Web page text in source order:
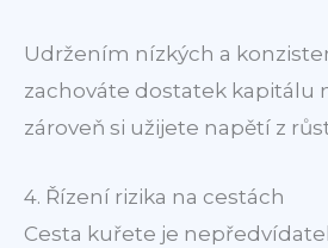
Udržením nízkých a
zachováte dostatek kapitálu
zároveň si užijete napětí z
4. Řízení rizika na cestách
Cesta kuřete je